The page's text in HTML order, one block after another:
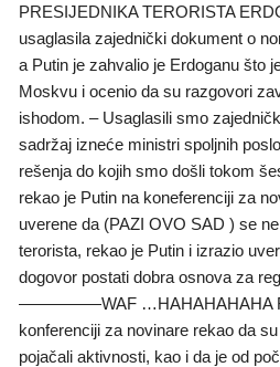
PRESIJEDNIKA TERORISTA
usaglasila zajednički dokument o
a Putin je zahvalio je Erdoganu što
Moskvu i ocenio da su razgovori
ishodom. – Usaglasili smo
sadržaj izneće ministri spoljnih
rešenja do kojih smo došli tokom
rekao je Putin na koneferenciji za
uverene da (PAZI OVO SAD ) se
terorista, rekao je Putin i izrazio
dogovor postati dobra osnova za
—————WAF …HAHAHAHAHA
konferenciji za novinare rekao da
pojačali aktivnosti, kao i da je od